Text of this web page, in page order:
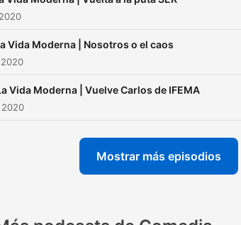
Vida Moderna | Nosotros o el caos
Vida Moderna | Vuelve Carlos de IFEMA
Mostrar más episodios